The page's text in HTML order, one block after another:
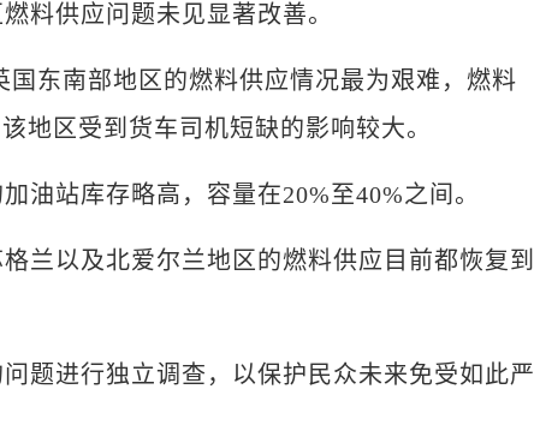
料供应问题未见显著改善。
东南部地区的燃料供应情况最为艰难，燃料
地区受到货车司机短缺的影响较大。
站库存略高，容量在20%至40%之间。
以及北爱尔兰地区的燃料供应目前都恢复到
进行独立调查，以保护民众未来免受如此严